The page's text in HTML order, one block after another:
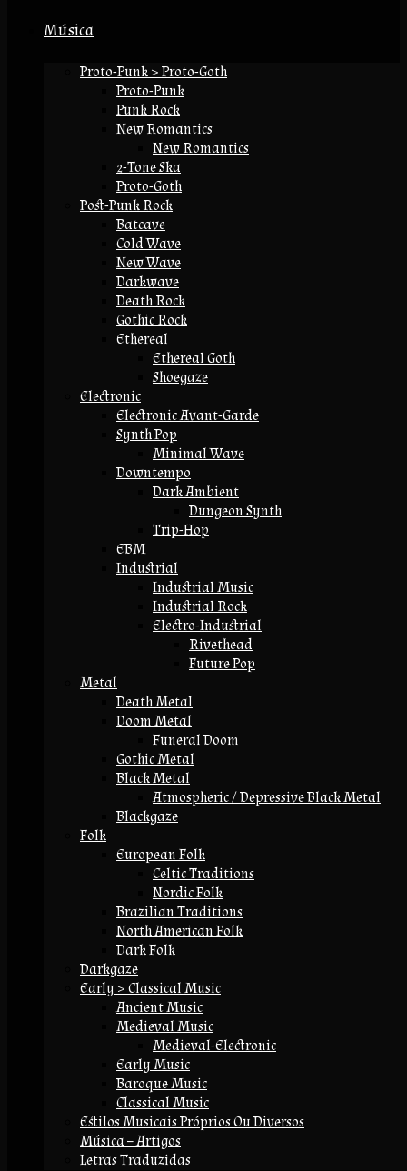
Música
Proto-Punk > Proto-Goth
Proto-Punk
Punk Rock
New Romantics
New Romantics
2-Tone Ska
Proto-Goth
Post-Punk Rock
Batcave
Cold Wave
New Wave
Darkwave
Death Rock
Gothic Rock
Ethereal
Ethereal Goth
Shoegaze
Electronic
Electronic Avant-Garde
Synth Pop
Minimal Wave
Downtempo
Dark Ambient
Dungeon Synth
Trip-Hop
EBM
Industrial
Industrial Music
Industrial Rock
Electro-Industrial
Rivethead
Future Pop
Metal
Death Metal
Doom Metal
Funeral Doom
Gothic Metal
Black Metal
Atmospheric / Depressive Black Metal
Blackgaze
Folk
European Folk
Celtic Traditions
Nordic Folk
Brazilian Traditions
North American Folk
Dark Folk
Darkgaze
Early > Classical Music
Ancient Music
Medieval Music
Medieval-Electronic
Early Music
Baroque Music
Classical Music
Estilos Musicais Próprios Ou Diversos
Música – Artigos
Letras Traduzidas